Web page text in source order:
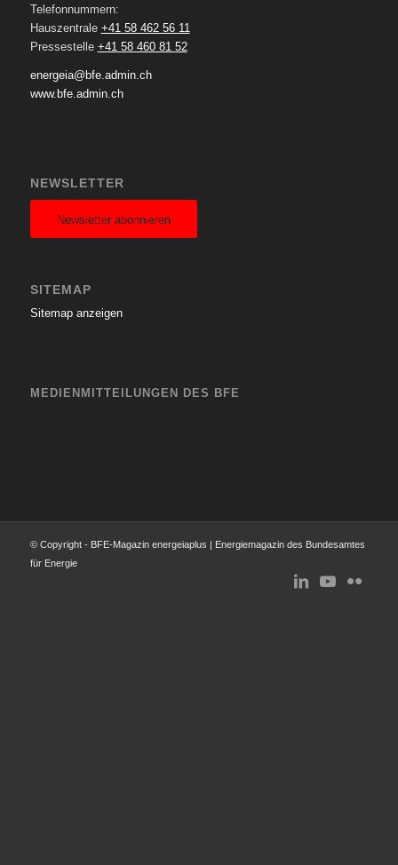
Telefonnummern:
Hauszentrale +41 58 462 56 11
Pressestelle +41 58 460 81 52
energeia@bfe.admin.ch
www.bfe.admin.ch
NEWSLETTER
Newsletter abonnieren
SITEMAP
Sitemap anzeigen
MEDIENMITTEILUNGEN DES BFE
© Copyright - BFE-Magazin energeiaplus | Energiemagazin des Bundesamtes
für Energie